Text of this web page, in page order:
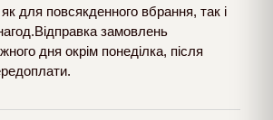
як для повсякденного вбрання, так і
замовлень
дня окрім понеділка, після